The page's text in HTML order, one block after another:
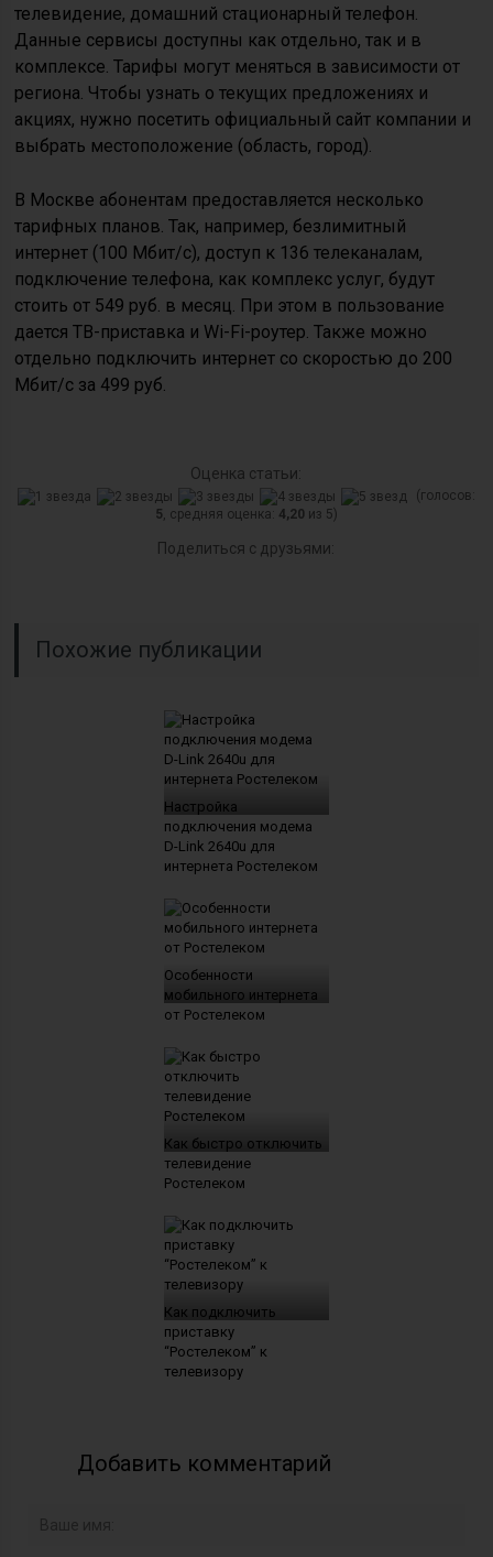
телевидение, домашний стационарный телефон.
Данные сервисы доступны как отдельно, так и в
комплексе. Тарифы могут меняться в зависимости от
региона. Чтобы узнать о текущих предложениях и
акциях, нужно посетить официальный сайт компании и
выбрать местоположение (область, город).
В Москве абонентам предоставляется несколько
тарифных планов. Так, например, безлимитный
интернет (100 Мбит/с), доступ к 136 телеканалам,
подключение телефона, как комплекс услуг, будут
стоить от 549 руб. в месяц. При этом в пользование
дается ТВ-приставка и Wi-Fi-роутер. Также можно
отдельно подключить интернет со скоростью до 200
Мбит/с за 499 руб.
Оценка статьи:
(голосов:
5, средняя оценка: 4,20 из 5)
Поделиться с друзьями:
Похожие публикации
Настройка
подключения модема
D-Link 2640u для
интернета Ростелеком
Особенности
мобильного интернета
от Ростелеком
Как быстро отключить
телевидение
Ростелеком
Как подключить
приставку
“Ростелеком” к
телевизору
Добавить комментарий